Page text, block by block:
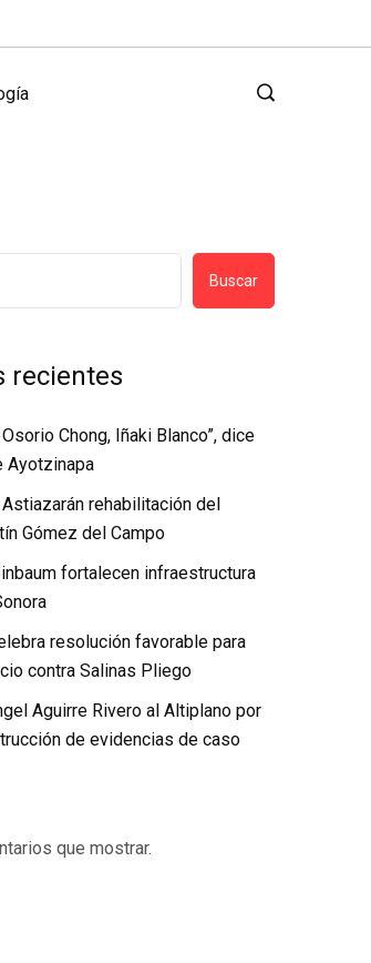
Buscar
recientes
Chong, Iñaki Blanco”, dice
Ayotzinapa
Astiazarán rehabilitación del
Gómez del Campo
fortalecen infraestructura
resolución favorable para
contra Salinas Pliego
Aguirre Rivero al Altiplano por
de evidencias de caso
que mostrar.